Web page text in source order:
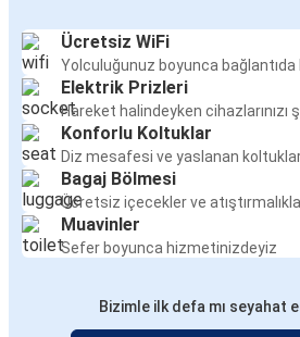
Ücretsiz WiFi
Yolculuğunuz boyunca bağlantıda
Elektrik Prizleri
Hareket halindeyken cihazlarınızı
Konforlu Koltuklar
Diz mesafesi ve yaslanan
Bagaj Bölmesi
Ücretsiz içecekler ve
Muavinler
Sefer boyunca hizmetinizdeyiz
Bizimle ilk defa mı seyahat